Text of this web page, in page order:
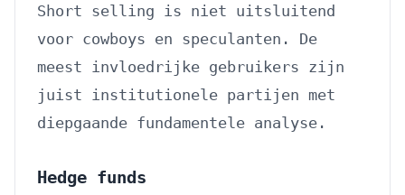
Short selling is niet uitsluitend
voor cowboys en speculanten. De
meest invloedrijke gebruikers zijn
juist institutionele partijen met
diepgaande fundamentele analyse.
Hedge funds